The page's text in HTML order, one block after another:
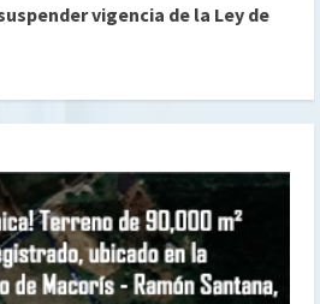
vigencia de la Ley de